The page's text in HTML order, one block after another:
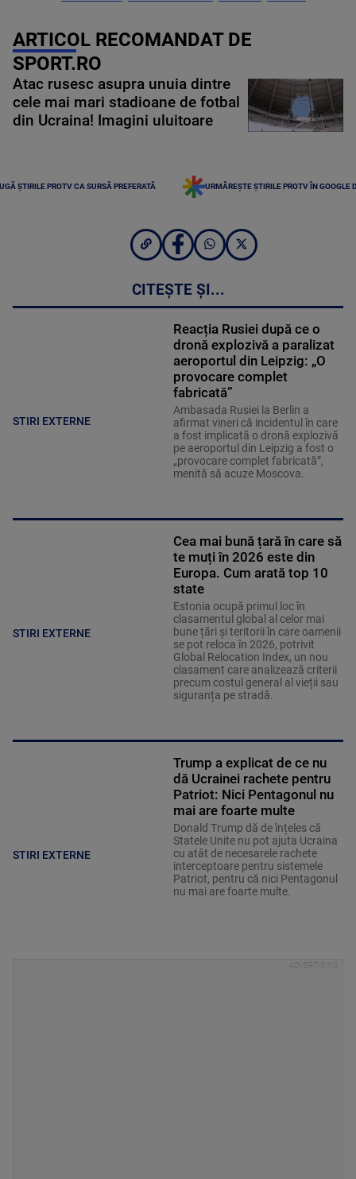
ARTICOL RECOMANDAT DE
SPORT.RO
Atac rusesc asupra unuia dintre
cele mai mari stadioane de fotbal
din Ucraina! Imagini uluitoare
ȘTIRILE PROTV CA SURSĂ PREFERATĂ URMĂREȘTE ȘTIRILE PROTV ÎN GOOGLE
CITEȘTE ȘI...
STIRI EXTERNE
Reacția Rusiei după ce o
dronă explozivă a paralizat
aeroportul din Leipzig: „O
provocare complet
fabricată”
Ambasada Rusiei la Berlin a
afirmat vineri că incidentul în care
a fost implicată o dronă explozivă
pe aeroportul din Leipzig a fost o
„provocare complet fabricată”,
menită să acuze Moscova.
STIRI EXTERNE
Cea mai bună țară în care să
te muți în 2026 este din
Europa. Cum arată top 10
state
Estonia ocupă primul loc în
clasamentul global al celor mai
bune țări și teritorii în care oamenii
se pot reloca în 2026, potrivit
Global Relocation Index, un nou
clasament care analizează criterii
precum costul general al vieții sau
siguranța pe stradă.
STIRI EXTERNE
Trump a explicat de ce nu
dă Ucrainei rachete pentru
Patriot: Nici Pentagonul nu
mai are foarte multe
Donald Trump dă de înțeles că
Statele Unite nu pot ajuta Ucraina
cu atât de necesarele rachete
interceptoare pentru sistemele
Patriot, pentru că nici Pentagonul
nu mai are foarte multe.